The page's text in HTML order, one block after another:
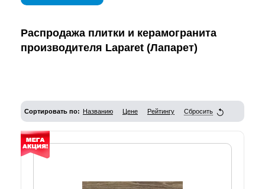
Распродажа плитки и керамогранита
производителя Laparet (Лапарет)
Сортировать по: Названию Цене Рейтингу Сбросить